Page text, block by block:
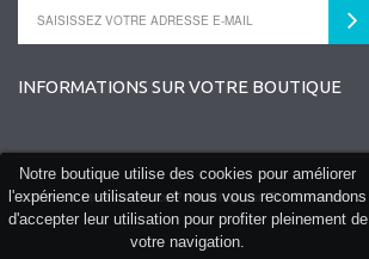
Notre boutique utilise des cookies pour améliorer
l'expérience utilisateur et nous vous recommandons
d'accepter leur utilisation pour profiter pleinement de
votre navigation.
©2026Un site e-commercePrestaShopparITIS Commerce
INFORMATIONS SUR VOTRE BOUTIQUE